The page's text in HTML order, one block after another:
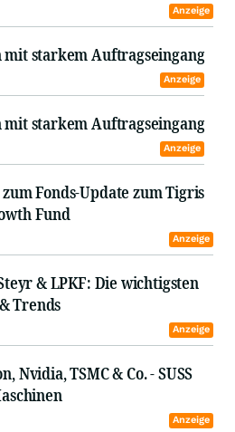
Anzeige
starkem Auftragseingang
Anzeige
starkem Auftragseingang
Anzeige
Fonds-Update zum Tigris
Fund
Anzeige
& LPKF: Die wichtigsten
Trends
Anzeige
Nvidia, TSMC & Co. - SUSS
Anzeige